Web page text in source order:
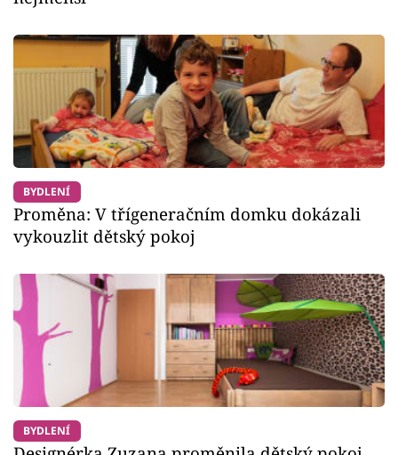
BYDLENÍ
Proměna: V třígeneračním domku dokázali
vykouzlit dětský pokoj
BYDLENÍ